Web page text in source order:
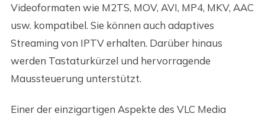
Videoformaten wie M2TS, MOV, AVI, MP4, MKV, AAC
usw. kompatibel. Sie können auch adaptives
Streaming von IPTV erhalten. Darüber hinaus
werden Tastaturkürzel und hervorragende
Maussteuerung unterstützt.
Einer der einzigartigen Aspekte des VLC Media